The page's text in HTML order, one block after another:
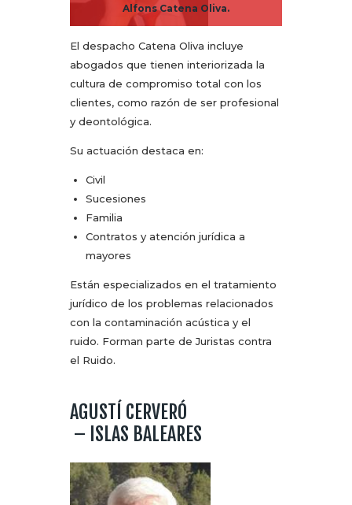
Alfons Catena Oliva.
El despacho Catena Oliva incluye
abogados que tienen interiorizada la
cultura de compromiso total con los
clientes, como razón de ser profesional
y deontológica.
Su actuación destaca en:
Civil
Sucesiones
Familia
Contratos y atención jurídica a
mayores
Están especializados en el tratamiento
jurídico de los problemas relacionados
con la contaminación acústica y el
ruido. Forman parte de Juristas contra
el Ruido.
AGUSTÍ CERVERÓ
– ISLAS BALEARES